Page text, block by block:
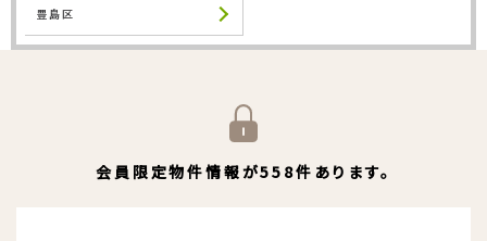
豊島区
会員限定物件情報が558件あります。